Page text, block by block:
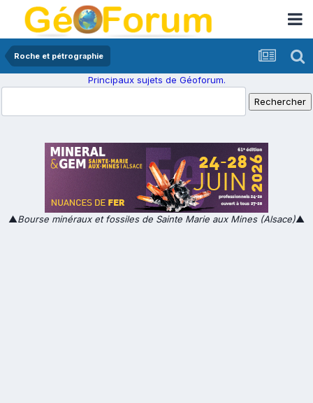
Roche et pétrographie
Principaux sujets de Géoforum.
▲Bourse minéraux et fossiles de Sainte Marie aux Mines (Alsace)▲